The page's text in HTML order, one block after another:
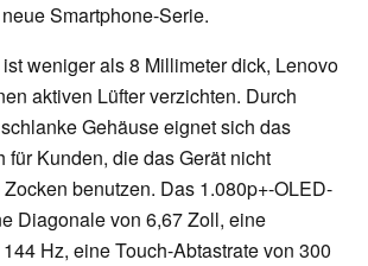
Smartphone-Serie.
weniger als 8 Millimeter dick, Lenovo
aktiven Lüfter verzichten. Durch
Gehäuse eignet sich das
für Kunden, die das Gerät nicht
benutzen. Das 1.080p+-OLED-
Diagonale von 6,67 Zoll, eine
Hz, eine Touch-Abtastrate von 300